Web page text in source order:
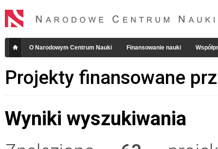
O Narodowym Centrum Nauki Finansowanie nauki
Projekty finansowane
Wyniki wyszukiwania